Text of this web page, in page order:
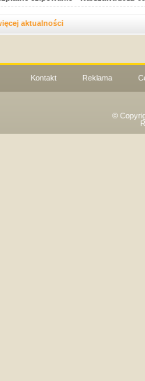
aktualności
Kontakt Reklama
©